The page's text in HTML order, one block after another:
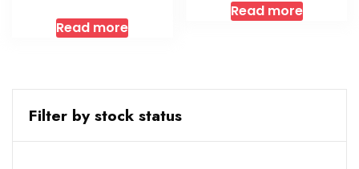
Read more
Read more
Filter by stock status